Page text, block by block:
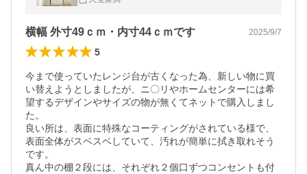
ッチン棚 棚 キャビネット
横幅 外寸49ｃｍ・内寸44ｃｍです 2025/9/7
5
今まで使っていたレンジ台が古くなった為、新しい物に買
い替えようとしましたが、ニ〇リやホームセンターには希
望するデザインやサイズの物が無くてネットで購入しまし
た。
良い所は、表面に特殊なコーティングがされている様で、
表面全体がスベスベしていて、汚れが簡単に拭き取れそう
です。
真ん中の棚２段には、それぞれ２個口ずつコンセントも付